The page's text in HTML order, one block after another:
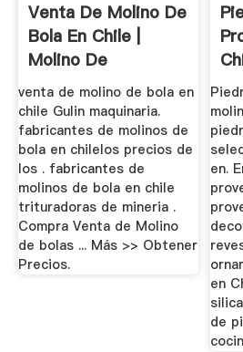
Venta De Molino De
Bola En Chile |
Molino De
Bolas,Barita ...
venta de molino de bola en
chile Gulin maquinaria.
fabricantes de molinos de
bola en chilelos precios de
los . fabricantes de
molinos de bola en chile
trituradoras de mineria .
Compra Venta de Molino
de bolas ... Más >> Obtener
Precios.
en.
en
de